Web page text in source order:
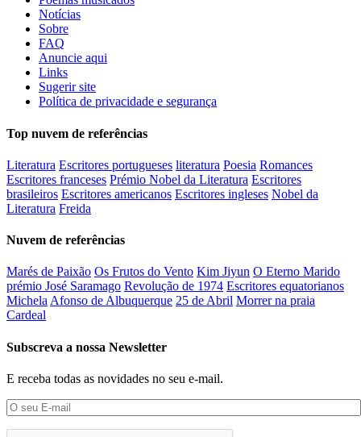
Notícias
Sobre
FAQ
Anuncie aqui
Links
Sugerir site
Política de privacidade e segurança
Top nuvem de referências
Literatura Escritores portugueses literatura Poesia Romances
Escritores franceses Prémio Nobel da Literatura Escritores
brasileiros Escritores americanos Escritores ingleses Nobel da
Literatura Freida
Nuvem de referências
Marés de Paixão Os Frutos do Vento Kim Jiyun O Eterno Marido
prémio José Saramago Revolução de 1974 Escritores equatorianos
Michela Afonso de Albuquerque 25 de Abril Morrer na praia
Cardeal
Subscreva a nossa Newsletter
E receba todas as novidades no seu e-mail.